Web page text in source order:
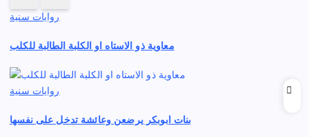
روايات سنية
معاوية ذو الاستاه او الكلبة الطالبة للكلب
روايات سنية
بنات ابوبكر يرضعن وعائشة تدخل على نفسها